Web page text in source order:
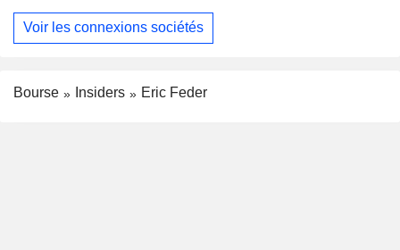
Voir les connexions sociétés
Bourse Insiders Eric Feder